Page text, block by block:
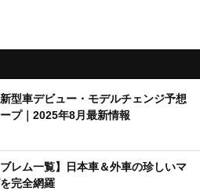
新型車デビュー・モデルチェンジ予想
プ｜2025年8月最新情報
ブレム一覧】日本車＆外車の珍しいマ
完全網羅